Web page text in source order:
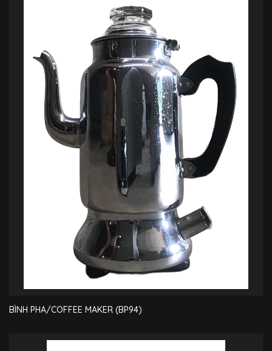
BÌNH PHA/COFFEE MAKER (BP94)